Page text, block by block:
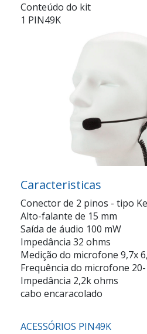
Conteúdo do kit
1 PIN49K
Caracteristicas
Conector de 2 pinos - tipo
Alto-falante de 15 mm
Saída de áudio 100 mW
Impedância 32 ohms
Medição do microfone 9,7x
Frequência do microfone 20-
Impedância 2,2k ohms
cabo encaracolado
ACESSÓRIOS PIN49K